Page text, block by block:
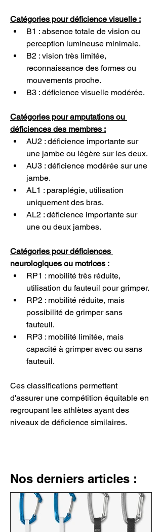
Catégories pour déficience visuelle :
B1 : absence totale de vision ou
perception lumineuse minimale.
B2 : vision très limitée,
reconnaissance des formes ou
mouvements proche.
B3 : déficience visuelle modérée.
Catégories pour amputations ou
déficiences des membres :
AU2 : déficience importante sur
une jambe ou légère sur les deux.
AU3 : déficience modérée sur une
jambe.
AL1 : paraplégie, utilisation
uniquement des bras.
AL2 : déficience importante sur
une ou deux jambes.
Catégories pour déficiences
neurologiques ou motrices :
RP1 : mobilité très réduite,
utilisation du fauteuil pour grimper.
RP2 : mobilité réduite, mais
possibilité de grimper sans
fauteuil.
RP3 : mobilité limitée, mais
capacité à grimper avec ou sans
fauteuil.
Ces classifications permettent
d'assurer une compétition équitable en
regroupant les athlètes ayant des
niveaux de déficience similaires.
Nos derniers articles :